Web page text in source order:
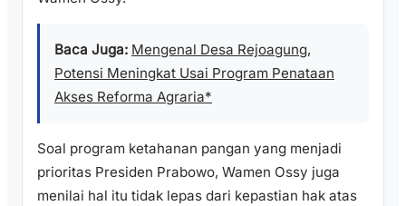
Baca Juga: Mengenal Desa Rejoagung,
Potensi Meningkat Usai Program Penataan
Akses Reforma Agraria*
Soal program ketahanan pangan yang menjadi
prioritas Presiden Prabowo, Wamen Ossy juga
menilai hal itu tidak lepas dari kepastian hak atas